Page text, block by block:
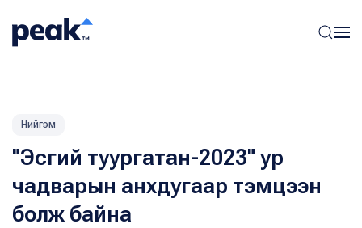
Нийгэм
"Эсгий туургатан-2023" ур
чадварын анхдугаар тэмцээн
болж байна